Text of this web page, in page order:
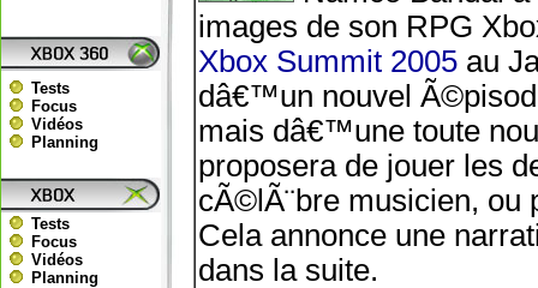
Tests
Focus
Vidéos
Planning
Tests
Focus
Vidéos
Planning
images de son RPG
Xbox Summit 2005au
dâ€™un nouvel
mais dâ€™une toute
proposera de jouer les
cÃ©lÃ¨bre musicien,
Cela annonce une
dans la suite.